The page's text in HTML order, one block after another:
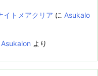
イトメアクリア に Asukalo
Asukalon より